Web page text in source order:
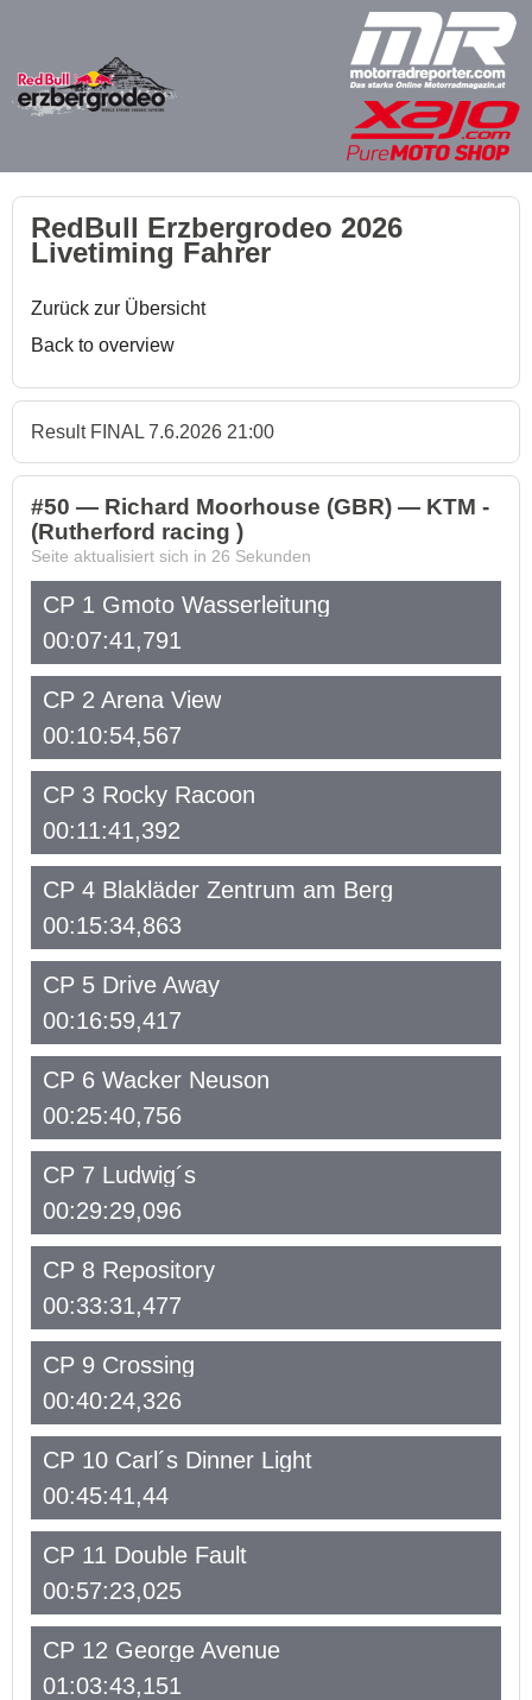
RedBull Erzbergrodeo 2026
Livetiming Fahrer
Zurück zur Übersicht
Back to overview
Result FINAL 7.6.2026 21:00
#50 — Richard Moorhouse (GBR) — KTM -
(Rutherford racing )
Seite aktualisiert sich in 26 Sekunden
CP 1 Gmoto Wasserleitung
00:07:41,791
CP 2 Arena View
00:10:54,567
CP 3 Rocky Racoon
00:11:41,392
CP 4 Blakläder Zentrum am Berg
00:15:34,863
CP 5 Drive Away
00:16:59,417
CP 6 Wacker Neuson
00:25:40,756
CP 7 Ludwig´s
00:29:29,096
CP 8 Repository
00:33:31,477
CP 9 Crossing
00:40:24,326
CP 10 Carl´s Dinner Light
00:45:41,44
CP 11 Double Fault
00:57:23,025
CP 12 George Avenue
01:03:43,151